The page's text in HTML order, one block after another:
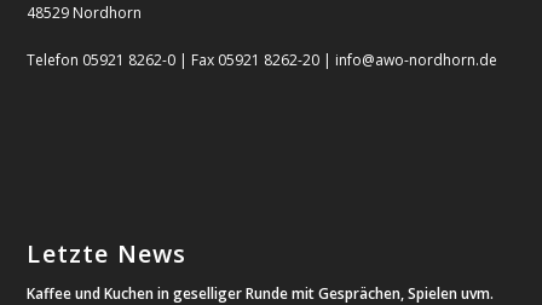
48529 Nordhorn
Telefon 05921 8262-0 | Fax 05921 8262-20 | info@awo-nordhorn.de
Letzte News
Kaffee und Kuchen in geselliger Runde mit Gesprächen, Spielen uvm.